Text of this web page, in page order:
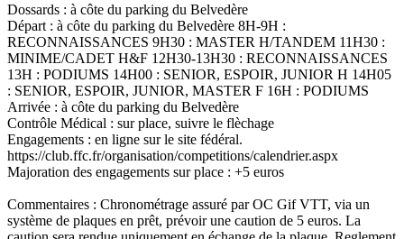
Dossards : à côte du parking du Belvedère
Départ : à côte du parking du Belvedère 8H-9H :
RECONNAISSANCES 9H30 : MASTER H/TANDEM 11H30 :
MINIME/CADET H&F 12H30-13H30 : RECONNAISSANCES
13H : PODIUMS 14H00 : SENIOR, ESPOIR, JUNIOR H 14H05
: SENIOR, ESPOIR, JUNIOR, MASTER F 16H : PODIUMS
Arrivée : à côte du parking du Belvedère
Contrôle Médical : sur place, suivre le flèchage
Engagements : en ligne sur le site fédéral.
https://club.ffc.fr/organisation/competitions/calendrier.aspx
Majoration des engagements sur place : +5 euros
Commentaires : Chronométrage assuré par OC Gif VTT, via un
système de plaques en prêt, prévoir une caution de 5 euros. La